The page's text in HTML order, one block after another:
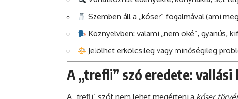
Szemben áll a „kóser” fogalmával (ami
Köznyelvben: valami „nem oké”, gyanús,
Jelölhet erkölcsileg vagy minőségileg
A „trefli” szó eredete:
A „trefli” szót nem lehet megérteni a kóser